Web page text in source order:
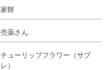
家餅
売薬さん
チューリップフラワー（サブ
レ）